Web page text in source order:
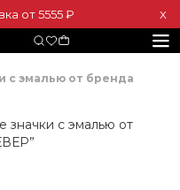
от 5555 ₽ Х
с эмалью от бренда